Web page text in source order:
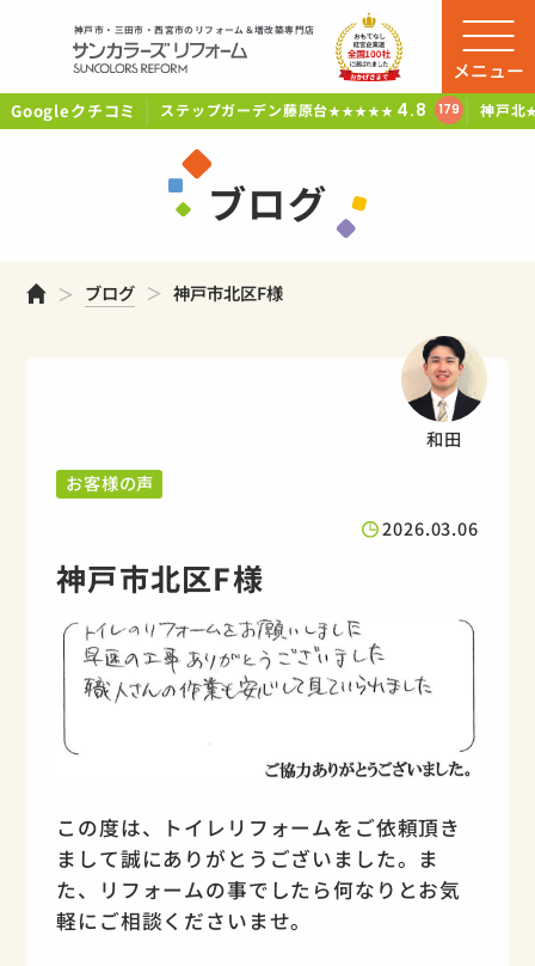
神戸市・三田市・西宮市のリフォーム＆増改築専門店
Googleクチコミ ステップガーデン藤原台★★★★★ 4.8 179 神戸北
メニュー
ブログ
ホームブログ 神戸市北区F様
和田
お客様の声
2026.03.06
神戸市北区F様
この度は、トイレリフォームをご依頼頂き
まして誠にありがとうございました。ま
た、リフォームの事でしたら何なりとお気
軽にご相談くださいませ。